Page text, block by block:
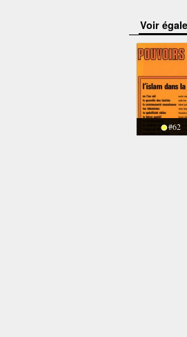
voir
#62